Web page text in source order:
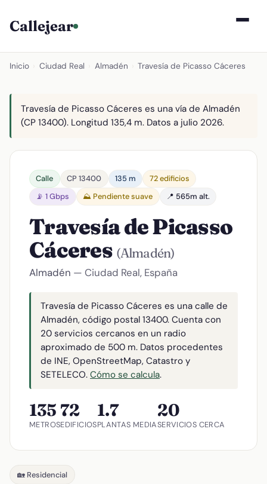
Callejear
Inicio Ciudad Real Almadén Travesía de Picasso Cáceres
Travesía de Picasso Cáceres es una vía de Almadén
(CP 13400). Longitud 135,4 m. Datos a julio 2026.
Calle CP 13400 135 m
72 edificios
📡 1 Gbps
⛰️ Pendiente suave 📍 565m alt.
Travesía de Picasso
Cáceres (Almadén)
Almadén — Ciudad Real, España
Travesía de Picasso Cáceres es una calle de
Almadén, código postal 13400. Cuenta con
20 servicios cercanos en un radio
aproximado de 500 m. Datos procedentes
de INE, OpenStreetMap, Catastro y
SETELECO. Cómo se calcula.
135
METROS
72
EDIFICIOS
1.7
PLANTAS MEDIA
20
SERVICIOS CERCA
🏡 Residencial